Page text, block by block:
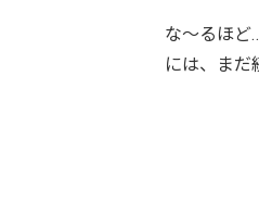
な〜るほど
には、まだ